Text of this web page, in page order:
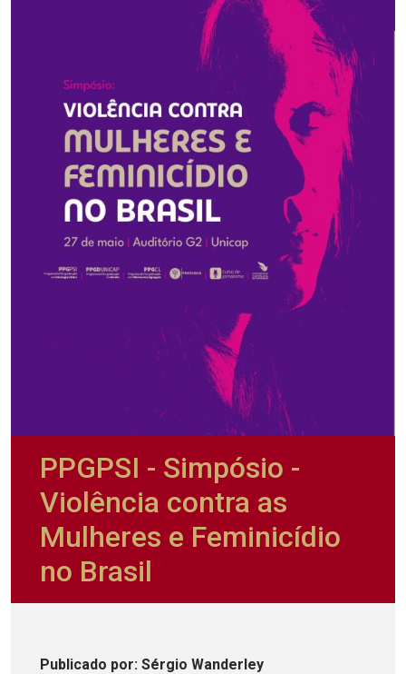
PPGPSI - Simpósio -
Violência contra as
Mulheres e Feminicídio
no Brasil
Publicado por: Sérgio Wanderley